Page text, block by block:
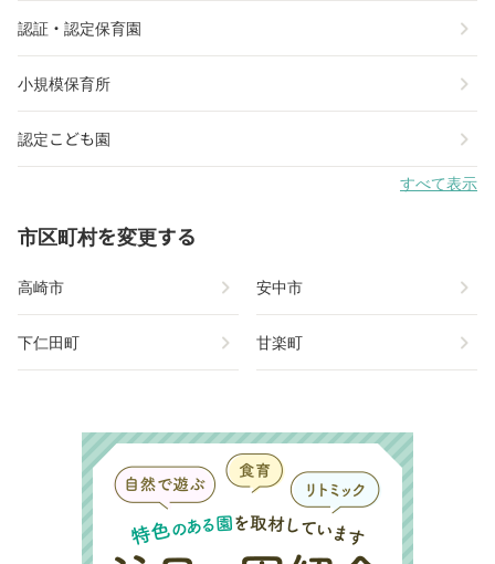
認証・認定保育園 chevron_right
小規模保育所 chevron_right
認定こども園 chevron_right
すべて表示
市区町村を変更する
高崎市 chevron_right 安中市 chevron_right
下仁田町 chevron_right 甘楽町 chevron_right